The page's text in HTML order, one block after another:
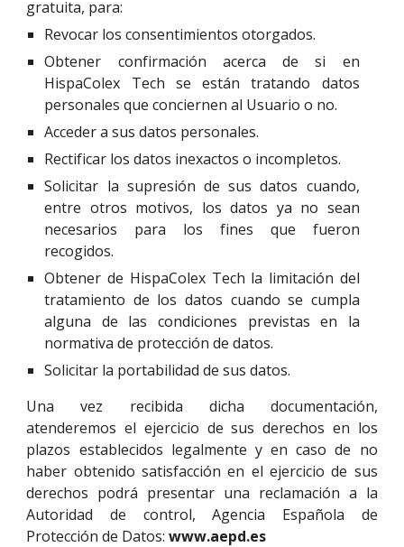
gratuita, para:
Revocar los consentimientos otorgados.
Obtener confirmación acerca de si en
HispaColex Tech se están tratando datos
personales que conciernen al Usuario o no.
Acceder a sus datos personales.
Rectificar los datos inexactos o incompletos.
Solicitar la supresión de sus datos cuando,
entre otros motivos, los datos ya no sean
necesarios para los fines que fueron
recogidos.
Obtener de HispaColex Tech la limitación del
tratamiento de los datos cuando se cumpla
alguna de las condiciones previstas en la
normativa de protección de datos.
Solicitar la portabilidad de sus datos.
Una vez recibida dicha documentación,
atenderemos el ejercicio de sus derechos en los
plazos establecidos legalmente y en caso de no
haber obtenido satisfacción en el ejercicio de sus
derechos podrá presentar una reclamación a la
Autoridad de control, Agencia Española de
Protección de Datos:www.aepd.es